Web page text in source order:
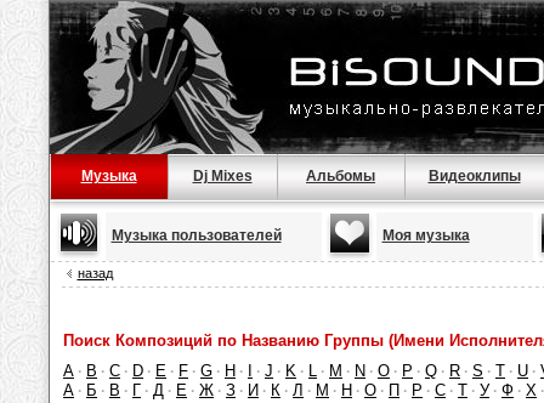
Музыка Dj Mixes Альбомы Видеоклипы
Музыка пользователей Моя музыка
назад
Поиск Композиций по Названию Группы (Имени
A · B · C · D · E · F · G · H · · J · K · L · M · N · O · P · Q · R · S · T · U ·
А · Б · В · Г · Д · Е · Ж · З · И · К · Л · М · Н · О · П · Р · С · Т · У · Ф · Х